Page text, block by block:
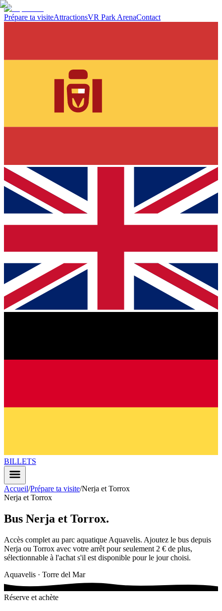
Prépare ta visiteAttractionsVR Park ArenaContact
BILLETS
Accueil/Prépare ta visite/Nerja et Torrox
Nerja et Torrox
Bus Nerja et Torrox.
Accès complet au parc aquatique Aquavelis. Ajoutez le bus depuis
Nerja ou Torrox avec votre arrêt pour seulement 2 € de plus,
sélectionnable à l'achat s'il est disponible pour le jour choisi.
Aquavelis · Torre del Mar
Réserve et achète